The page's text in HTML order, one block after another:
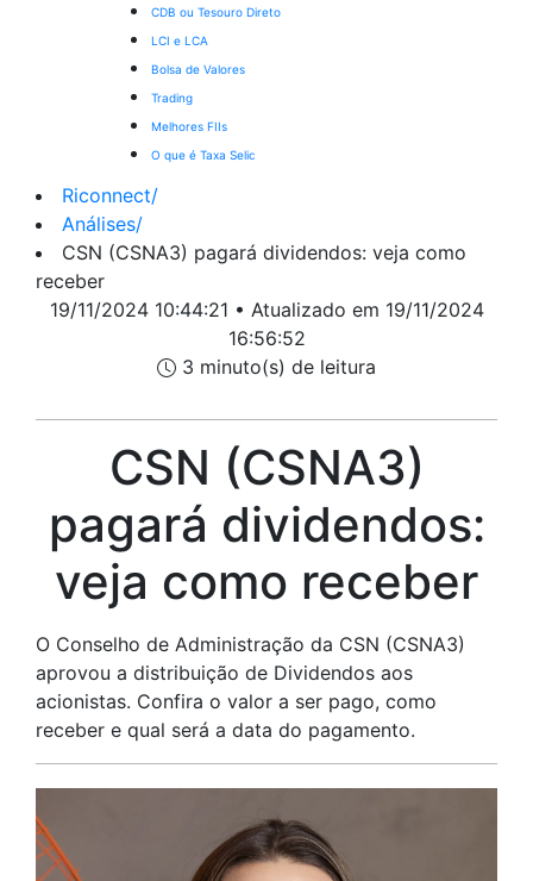
CDB ou Tesouro Direto
LCI e LCA
Bolsa de Valores
Trading
Melhores FIIs
O que é Taxa Selic
Riconnect/
Análises/
CSN (CSNA3) pagará dividendos: veja como
receber
19/11/2024 10:44:21 • Atualizado em 19/11/2024
16:56:52
3 minuto(s) de leitura
CSN (CSNA3)
pagará dividendos:
veja como receber
O Conselho de Administração da CSN (CSNA3)
aprovou a distribuição de Dividendos aos
acionistas. Confira o valor a ser pago, como
receber e qual será a data do pagamento.